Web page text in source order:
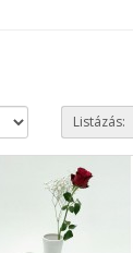
Listázás: